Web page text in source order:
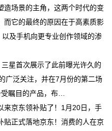
场景的主角，这两个时代的变
而它的最终的原因在于高素质影
及手机向更专业创作领域的渗
首次展示了此前曝光许久的
广泛关注，并在7月份的第二场
瞩目的产品，布…
京东领补贴了！1月20日，手
贴正式落地京东！消费的人在京